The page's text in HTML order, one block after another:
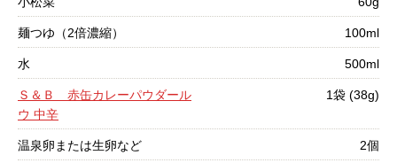
麺つゆ（2倍濃縮） 100ml
水 500ml
Ｓ＆Ｂ 赤缶カレーパウダール
ウ 中辛
1袋 (38g)
温泉卵または生卵など 2個